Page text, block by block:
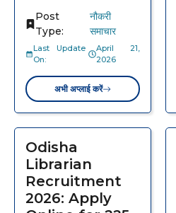
Post
Type:
नौकरी
समाचार
Last Update
On:
April 21,
2026
अभी अप्लाई करें
Odisha
Librarian
Recruitment
2026: Apply